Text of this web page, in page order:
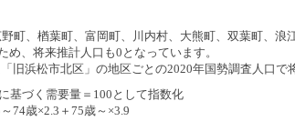
、楢葉町、富岡町、川内村、大熊町、双葉町、
、将来推計人口も0となっています。
浜松市北区」の地区ごとの2020年国勢調査人口で
基づく需要量＝100として指数化
74歳×2.3＋75歳～×3.9